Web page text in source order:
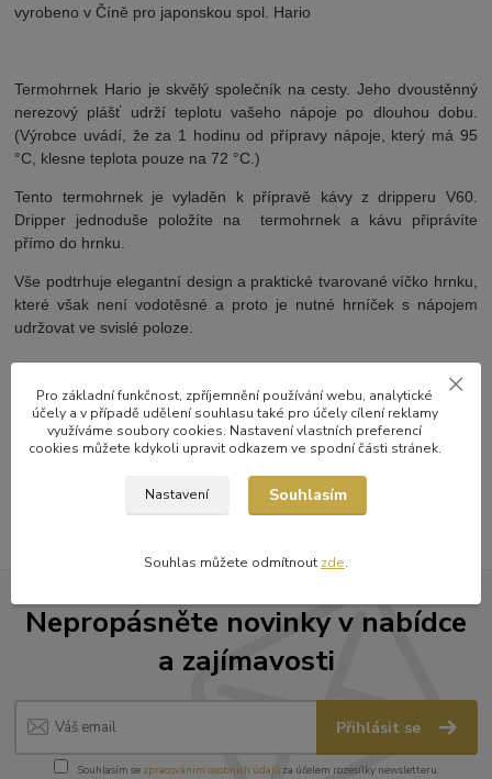
vyrobeno v Číně pro japonskou spol. Hario
Termohrnek Hario je skvělý společník na cesty. Jeho dvoustěnný
nerezový plášť udrží teplotu vašeho nápoje po dlouhou dobu.
(Výrobce uvádí, že za 1 hodinu od přípravy nápoje, který má 95
°C, klesne teplota pouze na 72 °C.)
Tento termohrnek je vyladěn k přípravě kávy z dripperu V60.
Dripper jednoduše položíte na termohrnek a kávu připrávíte
přímo do hrnku.
Vše podtrhuje elegantní design a praktické tvarované víčko hrnku,
které však není vodotěsné a proto je nutné hrníček s nápojem
udržovat ve svislé poloze.
Zboží zařazeno v kategoriích
Termosky a termohrnky
Nepropásněte novinky v nabídce
a zajímavosti
Přihlásit se
Souhlasím se zpracováním osobních údajůza účelem rozesílky newsletteru.
Pro základní funkčnost, zpříjemnění používání webu, analytické
účely a v případě udělení souhlasu také pro účely cílení reklamy
využíváme soubory cookies. Nastavení vlastních preferencí
cookies můžete kdykoli upravit odkazem ve spodní části stránek.
Nastavení Souhlasím
Souhlas můžete odmítnout zde.